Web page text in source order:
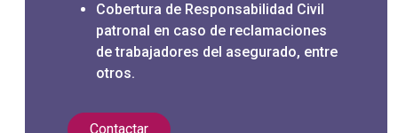
Cobertura de Responsabilidad Civil
patronal en caso de reclamaciones
de trabajadores del asegurado, entre
otros.
Contactar